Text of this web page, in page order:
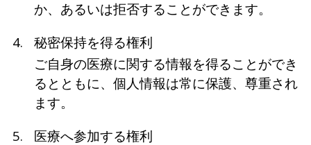
か、あるいは拒否することができます。
秘密保持を得る権利
ご自身の医療に関する情報を得ることができ
るとともに、個人情報は常に保護、尊重され
ます。
医療へ参加する権利